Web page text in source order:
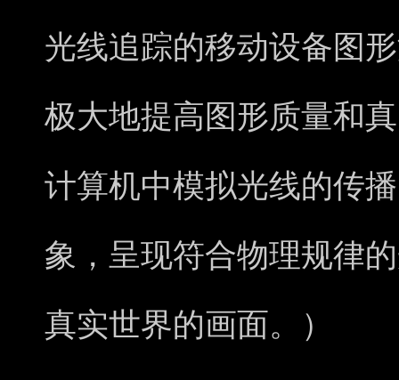
光线追踪的移动设备图
极大地提高图形质量和
计算机中模拟光线的传
象，呈现符合物理规律
真实世界的画面。）